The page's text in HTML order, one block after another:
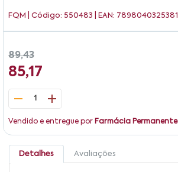
FQM | Código: 550483 | EAN: 7898040325381
89,43
85,17
1
Vendido e entregue por Farmácia Permanente
Detalhes Avaliações